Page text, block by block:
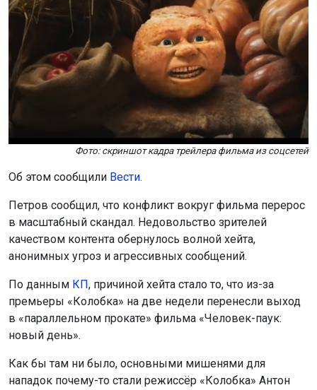
Фото: скриншот кадра трейлера фильма из соцсетей
Об этом сообщили Вести.
Петров сообщил, что конфликт вокруг фильма перерос
в масштабный скандал. Недовольство зрителей
качеством контента обернулось волной хейта,
анонимных угроз и агрессивных сообщений.
По данным КП, причиной хейта стало то, что из-за
премьеры «Колобка» на две недели перенесли выход
в «параллельном прокате» фильма «Человек-паук:
новый день».
Как бы там ни было, основными мишенями для
нападок почему-то стали режиссёр «Колобка» Антон